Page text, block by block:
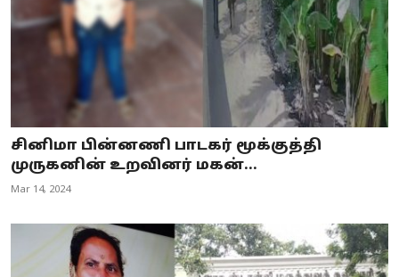
சினிமா பின்னணி பாடகர் மூக்குத்தி
முருகனின் உறவினர் மகன்...
Mar 14, 2024